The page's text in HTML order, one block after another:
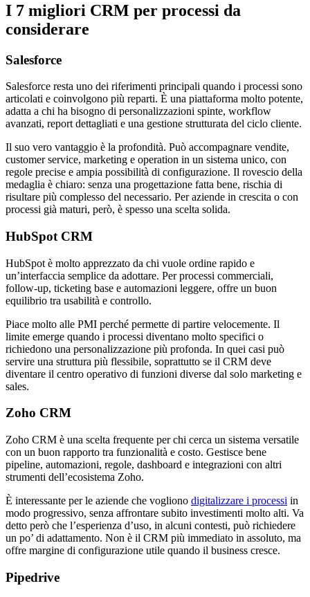
I 7 migliori CRM per processi da
considerare
Salesforce
Salesforce resta uno dei riferimenti principali quando i processi sono
articolati e coinvolgono più reparti. È una piattaforma molto potente,
adatta a chi ha bisogno di personalizzazioni spinte, workflow
avanzati, report dettagliati e una gestione strutturata del ciclo cliente.
Il suo vero vantaggio è la profondità. Può accompagnare vendite,
customer service, marketing e operation in un sistema unico, con
regole precise e ampia possibilità di configurazione. Il rovescio della
medaglia è chiaro: senza una progettazione fatta bene, rischia di
risultare più complesso del necessario. Per aziende in crescita o con
processi già maturi, però, è spesso una scelta solida.
HubSpot CRM
HubSpot è molto apprezzato da chi vuole ordine rapido e
un’interfaccia semplice da adottare. Per processi commerciali,
follow-up, ticketing base e automazioni leggere, offre un buon
equilibrio tra usabilità e controllo.
Piace molto alle PMI perché permette di partire velocemente. Il
limite emerge quando i processi diventano molto specifici o
richiedono una personalizzazione più profonda. In quei casi può
servire una struttura più flessibile, soprattutto se il CRM deve
diventare il centro operativo di funzioni diverse dal solo marketing e
sales.
Zoho CRM
Zoho CRM è una scelta frequente per chi cerca un sistema versatile
con un buon rapporto tra funzionalità e costo. Gestisce bene
pipeline, automazioni, regole, dashboard e integrazioni con altri
strumenti dell’ecosistema Zoho.
È interessante per le aziende che vogliono digitalizzare i processi in
modo progressivo, senza affrontare subito investimenti molto alti. Va
detto però che l’esperienza d’uso, in alcuni contesti, può richiedere
un po’ di adattamento. Non è il CRM più immediato in assoluto, ma
offre margine di configurazione utile quando il business cresce.
Pipedrive